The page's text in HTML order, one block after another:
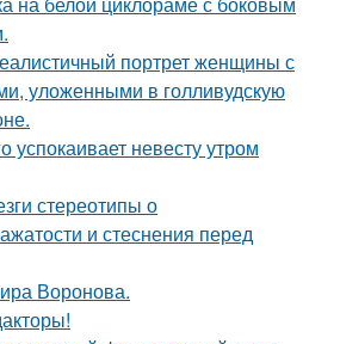
портрет женщины с
уложенными в голливудскую
успокаивает невесту утром
стереотипы о
и стеснения перед
Воронова.